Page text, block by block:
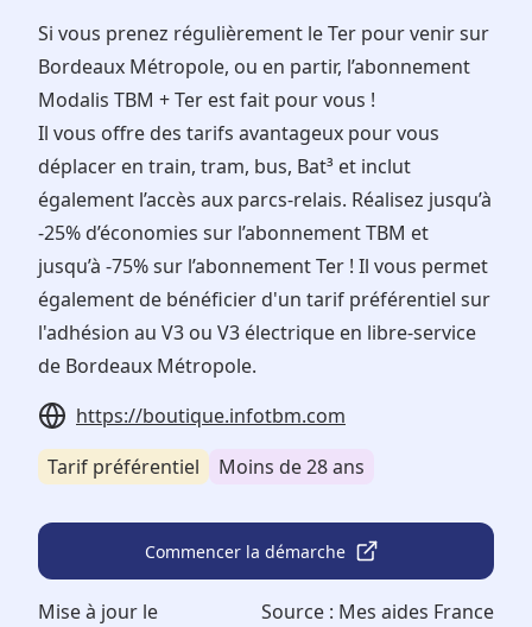
Si vous prenez régulièrement le Ter pour venir sur
Bordeaux Métropole, ou en partir, l’abonnement
Modalis TBM + Ter est fait pour vous !
Il vous offre des tarifs avantageux pour vous
déplacer en train, tram, bus, Bat³ et inclut
également l’accès aux parcs-relais. Réalisez jusqu’à
-25% d’économies sur l’abonnement TBM et
jusqu’à -75% sur l’abonnement Ter ! Il vous permet
également de bénéficier d'un tarif préférentiel sur
l'adhésion au V3 ou V3 électrique en libre-service
de Bordeaux Métropole.
https://boutique.infotbm.com
Tarif préférentiel
Moins de 28 ans
Commencer la démarche
Mise à jour le
Source : Mes aides France